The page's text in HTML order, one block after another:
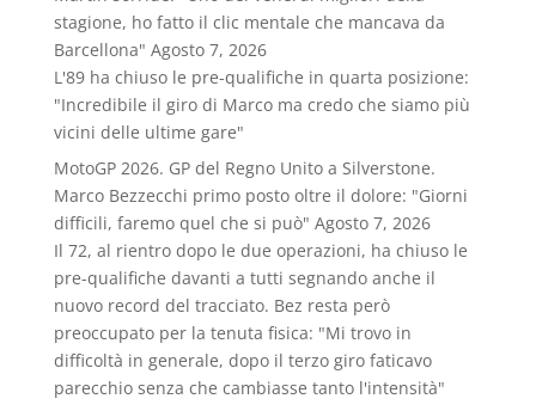
stagione, ho fatto il clic mentale che mancava da
Barcellona" Agosto 7, 2026
L'89 ha chiuso le pre-qualifiche in quarta posizione:
"Incredibile il giro di Marco ma credo che siamo più
vicini delle ultime gare"
MotoGP 2026. GP del Regno Unito a Silverstone.
Marco Bezzecchi primo posto oltre il dolore: "Giorni
difficili, faremo quel che si può" Agosto 7, 2026
Il 72, al rientro dopo le due operazioni, ha chiuso le
pre-qualifiche davanti a tutti segnando anche il
nuovo record del tracciato. Bez resta però
preoccupato per la tenuta fisica: "Mi trovo in
difficoltà in generale, dopo il terzo giro faticavo
parecchio senza che cambiasse tanto l'intensità"